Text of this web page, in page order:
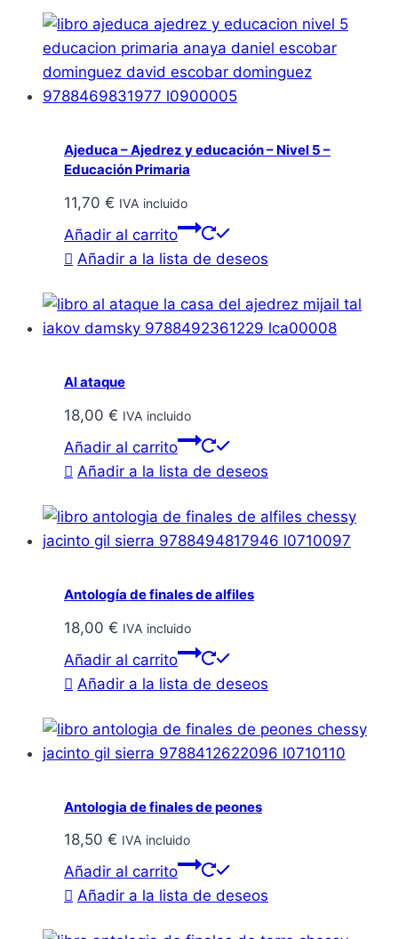
Ajeduca – Ajedrez y educación – Nivel 5 –
Educación Primaria
11,70 € IVA incluido
Añadir al carrito
Añadir a la lista de deseos
Al ataque
18,00 € IVA incluido
Añadir al carrito
Añadir a la lista de deseos
Antología de finales de alfiles
18,00 € IVA incluido
Añadir al carrito
Añadir a la lista de deseos
Antologia de finales de peones
18,50 € IVA incluido
Añadir al carrito
Añadir a la lista de deseos